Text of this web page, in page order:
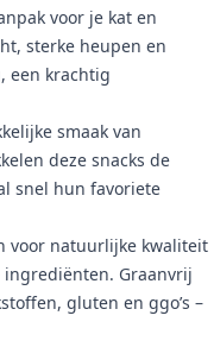
voor je kat en
sterke heupen en
een krachtig
smaak van
deze snacks de
snel hun favoriete
voor natuurlijke kwaliteit
Graanvrij
gluten en ggo’s –